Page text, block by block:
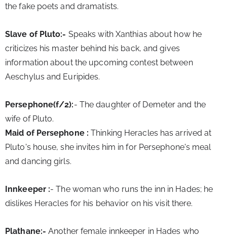
the fake poets and dramatists.
Slave of Pluto:- Speaks with Xanthias about how he
criticizes his master behind his back, and gives
information about the upcoming contest between
Aeschylus and Euripides.
Persephone(f/2):- The daughter of Demeter and the
wife of Pluto.
Maid of Persephone : Thinking Heracles has arrived at
Pluto's house, she invites him in for Persephone's meal
and dancing girls.
Innkeeper :- The woman who runs the inn in Hades; he
dislikes Heracles for his behavior on his visit there.
Plathane:- Another female innkeeper in Hades who